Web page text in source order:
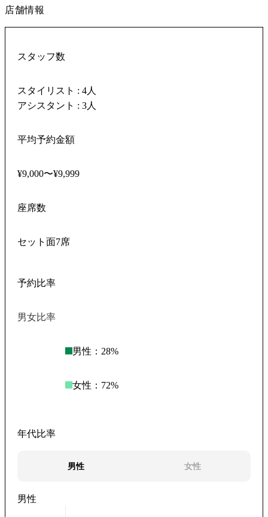
店舗情報
スタッフ数
スタイリスト : 4人
アシスタント : 3人
平均予約金額
¥9,000〜¥9,999
座席数
セット面7席
予約比率
男女比率
男性： 28%
女性： 72%
年代比率
男性 女性
男性